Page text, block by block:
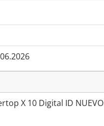
X 10 Digital ID NUEVO